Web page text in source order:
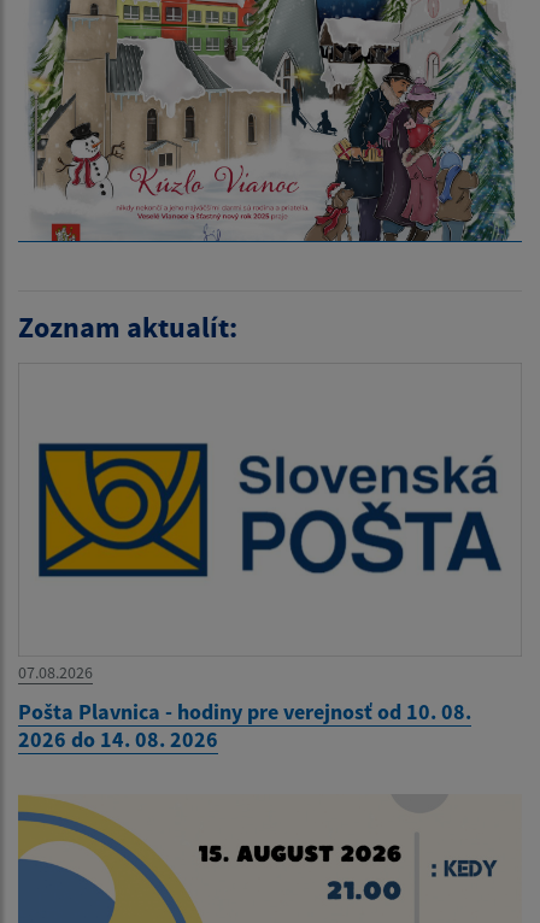
Zoznam aktualít:
07.08.2026
Pošta Plavnica - hodiny pre verejnosť od 10. 08.
2026 do 14. 08. 2026